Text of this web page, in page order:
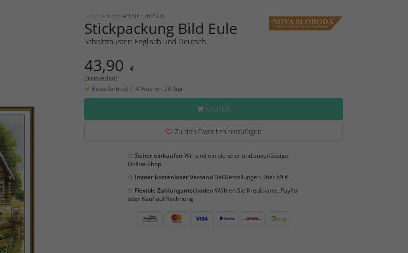
Nova Sloboda Art.Nr.: 360506
Stickpackung Bild Eule
Schnittmuster: Englisch und Deutsch.
43,90 €
Preisverlauf
Bestellartikel, 1-4 Wochen 28 Aug
KAUFEN
Zu den Favoriten hinzufügen
Sicher einkaufen Wir sind ein sicherer und zuverlässiger
Online-Shop.
Immer kostenloser VersandBei Bestellungen über 69 €.
Flexible Zahlungsmethoden Wählen Sie Kreditkarte, PayPal
oder Kauf auf Rechnung